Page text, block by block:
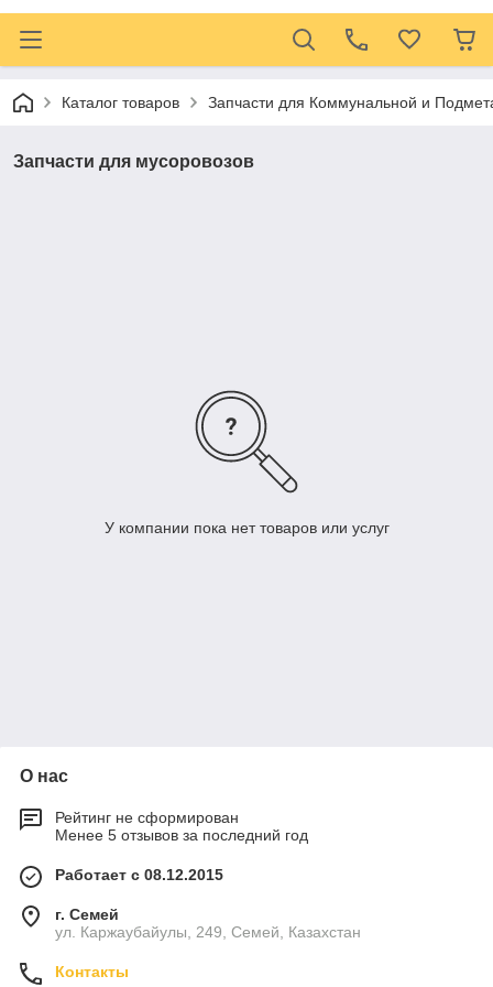
Каталог товаров Запчасти для Коммунальной и
Запчасти для мусоровозов
У компании пока нет товаров или услуг
О нас
Рейтинг не сформирован
Менее 5 отзывов за последний год
Работает с 08.12.2015
г. Семей
ул. Каржаубайулы, 249, Семей, Казахстан
Контакты